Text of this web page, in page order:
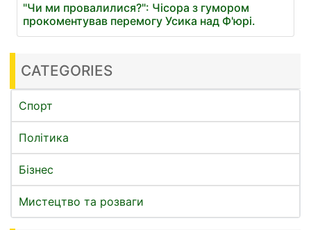
"Чи ми провалилися?": Чісора з гумором
прокоментував перемогу Усика над Ф'юрі.
CATEGORIES
Спорт
Політика
Бізнес
Мистецтво та розваги